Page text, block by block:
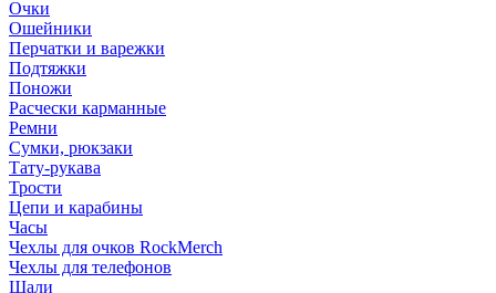
Очки
Ошейники
Перчатки и варежки
Подтяжки
Поножи
Расчески карманные
Ремни
Сумки, рюкзаки
Тату-рукава
Трости
Цепи и карабины
Часы
Чехлы для очков RockMerch
Чехлы для телефонов
Шали